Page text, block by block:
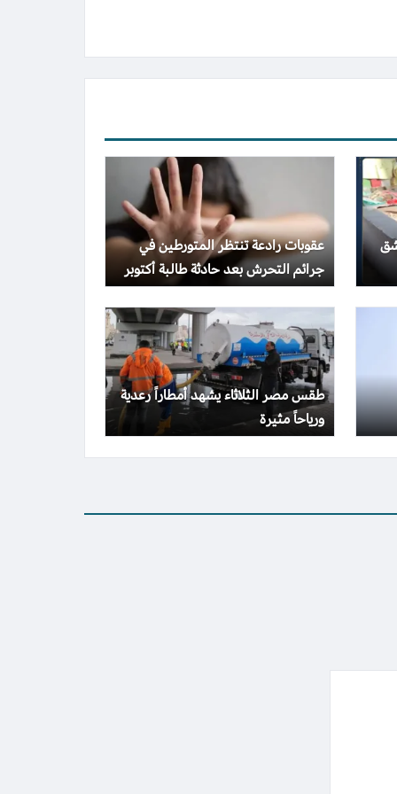
عقوبات رادعة تنتظر المتورطين في
جرائم التحرش بعد حادثة طالبة أكتوبر
طقس مصر الثلاثاء يشهد أمطاراً رعدية
ورياحاً مثيرة